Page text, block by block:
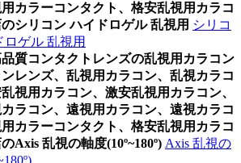
カラーコンタクト、格安乱視用カラコ
シリコン ハイドロゲル 乱視用 シリコ
ロゲル 乱視用
質コンタクトレンズの乱視用カラコン
レンズ、乱視用カラコン、乱視カラコ
視用カラコン、激安乱視用カラコン、
ラコン、遠視用カラコン、遠視カラコ
カラーコンタクト、格安乱視用カラコ
Axis 乱視の軸度(10º~180º) Axis 乱視の